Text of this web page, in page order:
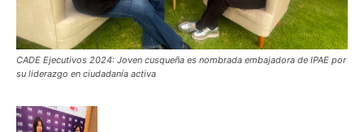
CADE Ejecutivos 2024: Joven cusqueña es nombrada embajadora de IPAE por
su liderazgo en ciudadanía activa